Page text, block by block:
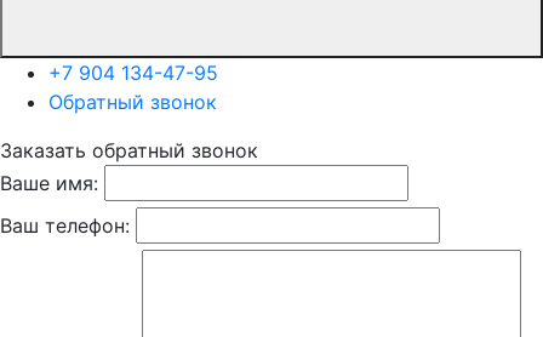
+7 904 134-47-95
Обратный звонок
Заказать обратный звонок
Ваше имя:
Ваш телефон: